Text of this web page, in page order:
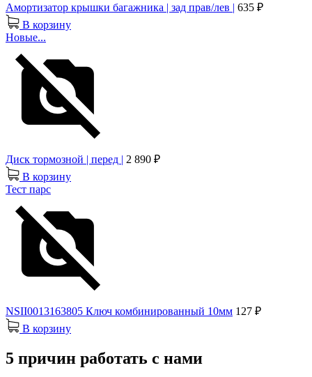
Амортизатор крышки багажника | зад прав/лев | 635 ₽
В корзину
Новые...
Диск тормозной | перед | 2 890 ₽
В корзину
Тест парс
NSII0013163805 Ключ комбинированный 10мм 127 ₽
В корзину
5 причин работать с нами